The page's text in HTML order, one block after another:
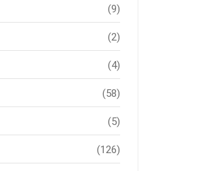
(9)
(2)
(4)
(58)
(5)
(126)